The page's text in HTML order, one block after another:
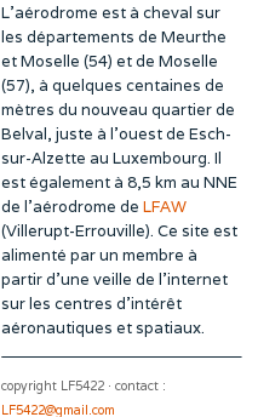
L’aérodrome est à cheval sur
les départements de Meurthe
et Moselle (54) et de Moselle
(57), à quelques centaines de
mètres du nouveau quartier de
Belval, juste à l’ouest de Esch-
sur-Alzette au Luxembourg. Il
est également à 8,5 km au NNE
de l’aérodrome de LFAW
(Villerupt-Errouville). Ce site est
alimenté par un membre à
partir d’une veille de l’internet
sur les centres d’intérêt
aéronautiques et spatiaux.
copyright LF5422 · contact :
LF5422@gmail.com